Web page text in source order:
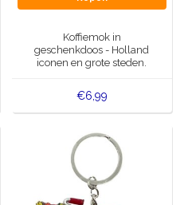
Koffiemok in
geschenkdoos - Holland
iconen en grote steden.
€6,99